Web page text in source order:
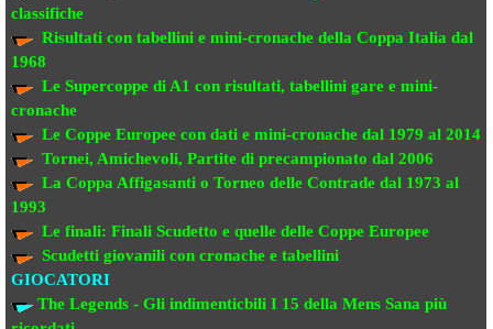
classifiche
Risultati con tabellini e mini-cronache della Coppa Italia dal
1968
Le Supercoppe di A1 con risultati, tabellini gare e mini-
cronache
Le Coppe Europee con dati e mini-cronache dal 1979 al 2014
Tornei, Amichevoli, Partite di precampionato dal 2006
La Coppa Affigasanti o Torneo delle Contrade dal 1973 al
1993
Le finali: Finali Scudetto e quelle delle Coppe Europee
Scudetti giovanili con cronache e tabellini
GIOCATORI
The Legends - Gli indimenticbili I 15 della Mens Sana più